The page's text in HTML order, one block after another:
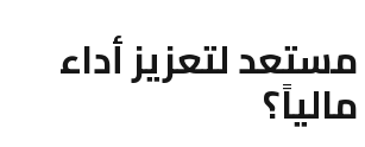
لتعزيز أداء